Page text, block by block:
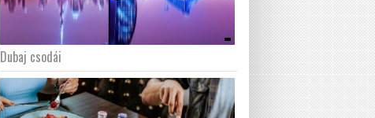
Dubaj csodái